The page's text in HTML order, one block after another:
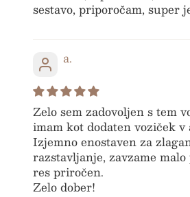
BREZPLAČNA
INOVATIVEN
sestavo, priporočam, super
a.
Zelo sem zadovoljen s tem
imam kot dodaten voziček v
Izjemno enostaven za
razstavljanje, zavzame
res priročen.
Zelo dober!